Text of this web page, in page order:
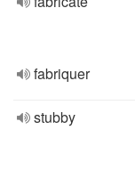
fabriquer
stubby